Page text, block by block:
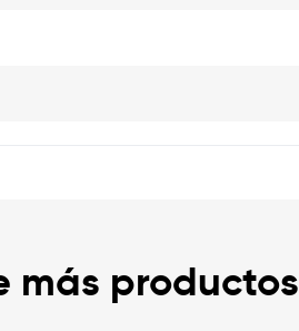
más productos